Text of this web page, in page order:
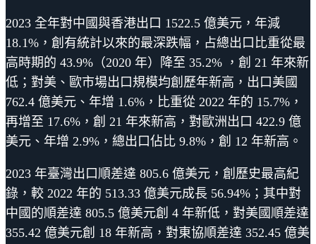
2023 全年對中國與香港出口 1522.5 億美元，年減
18.1%，創有統計以來的最深跌幅，占總出口比重從最
高時期的 43.9%（2020 年）降至 35.2% ，創 21 年來新
低；對美、歐市場出口規模均創歷年新高，出口美國
762.4 億美元、年增 1.6%，比重從 2022 年的 15.7%，
再增至 17.6%，創 21 年來新高，對歐洲出口 422.9 億
美元、年增 2.9%，總出口佔比 9.8%，創 12 年新高。
2023 年臺灣出口順差達 805.6 億美元，創歷史最高紀
錄，較 2022 年的 513.33 億美元成長 56.94%；其中對
中國的順差達 805.5 億美元創 4 年新低，對美國順差達
355.42 億美元創 18 年新高，對東協順差達 352.45 億美